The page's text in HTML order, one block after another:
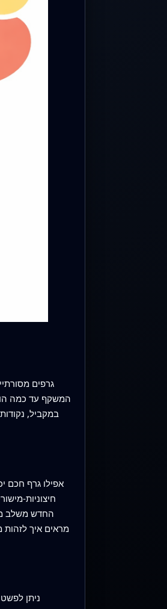
גרפים
המשקף עד כמה
במקביל,
אפילו גרף חכם
חיצוניות-
מראים איך לזהות